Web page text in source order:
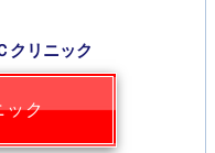
クリニック
ック